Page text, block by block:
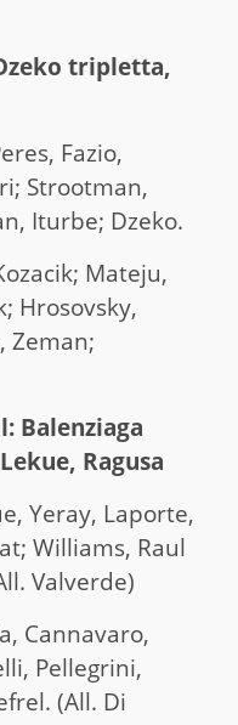
tripletta,
Fazio,
Strootman,
Iturbe; Dzeko.
Mateju,
Hrosovsky,
Zeman;
Balenziaga
Ragusa
Yeray, Laporte,
Williams, Raul
Valverde)
Cannavaro,
Pellegrini,
(All. Di